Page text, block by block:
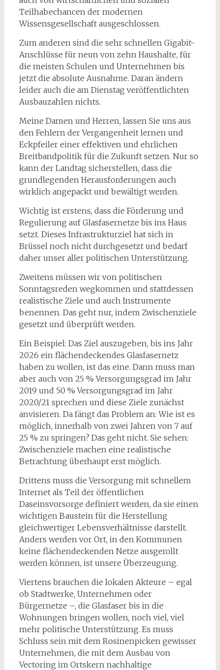
Teilhabechancen der modernen
Wissensgesellschaft ausgeschlossen.
Zum anderen sind die sehr schnellen Gigabit-
Anschlüsse für neun von zehn Haushalte, für
die meisten Schulen und Unternehmen bis
jetzt die absolute Ausnahme. Daran ändern
leider auch die am Dienstag veröffentlichten
Ausbauzahlen nichts.
Meine Damen und Herren, lassen Sie uns aus
den Fehlern der Vergangenheit lernen und
Eckpfeiler einer effektiven und ehrlichen
Breitbandpolitik für die Zukunft setzen. Nur so
kann der Landtag sicherstellen, dass die
grundlegenden Herausforderungen auch
wirklich angepackt und bewältigt werden.
Wichtig ist erstens, dass die Förderung und
Regulierung auf Glasfasernetze bis ins Haus
setzt. Dieses Infrastrukturziel hat sich in
Brüssel noch nicht durchgesetzt und bedarf
daher unser aller politischen Unterstützung.
Zweitens müssen wir von politischen
Sonntagsreden wegkommen und stattdessen
realistische Ziele und auch Instrumente
benennen. Das geht nur, indem Zwischenziele
gesetzt und überprüft werden.
Ein Beispiel: Das Ziel auszugeben, bis ins Jahr
2026 ein flächendeckendes Glasfasernetz
haben zu wollen, ist das eine. Dann muss man
aber auch von 25 % Versorgungsgrad im Jahr
2019 und 50 % Versorgungsgrad im Jahr
2020/21 sprechen und diese Ziele zunächst
anvisieren. Da fängt das Problem an: Wie ist es
möglich, innerhalb von zwei Jahren von 7 auf
25 % zu springen? Das geht nicht. Sie sehen:
Zwischenziele machen eine realistische
Betrachtung überhaupt erst möglich.
Drittens muss die Versorgung mit schnellem
Internet als Teil der öffentlichen
Daseinsvorsorge definiert werden, da sie einen
wichtigen Baustein für die Herstellung
gleichwertiger Lebensverhältnisse darstellt.
Anders werden vor Ort, in den Kommunen
keine flächendeckenden Netze ausgerollt
werden können, ist unsere Überzeugung.
Viertens brauchen die lokalen Akteure – egal
ob Stadtwerke, Unternehmen oder
Bürgernetze –, die Glasfaser bis in die
Wohnungen bringen wollen, noch viel, viel
mehr politische Unterstützung. Es muss
Schluss sein mit dem Rosinenpicken gewisser
Unternehmen, die mit dem Ausbau von
Vectoring im Ortskern nachhaltige